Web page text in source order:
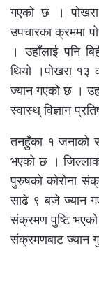
गएको छ ।
उपचारका क्रममा
। उहाँलाई पनि
थियो ।पोखरा १३
ज्यान गएको छ ।
स्वास्थ् विज्ञान
तनहुँका १ जनाको
भएको छ ।
पुरुषको कोरोना
साढे ९ बजे ज्यान
संक्रमण पुष्टि भएको
संक्रमणबाट ज्यान